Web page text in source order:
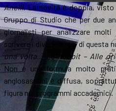
Anelli. La novità è doppia,
Gruppo di Studio che per due
giornalisti per analizzare
scrivere i diversi saggi di questa
una volta… Lo Hobbit – Alle
Non è una formula molto
anglosassoni è diffusa,
figura nei programmi accademici.